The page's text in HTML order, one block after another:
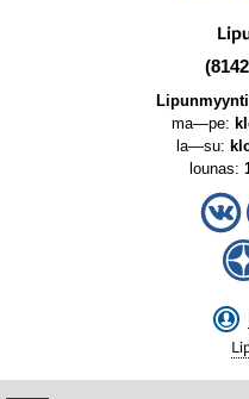
ma—pe:
la—su:
lounas: